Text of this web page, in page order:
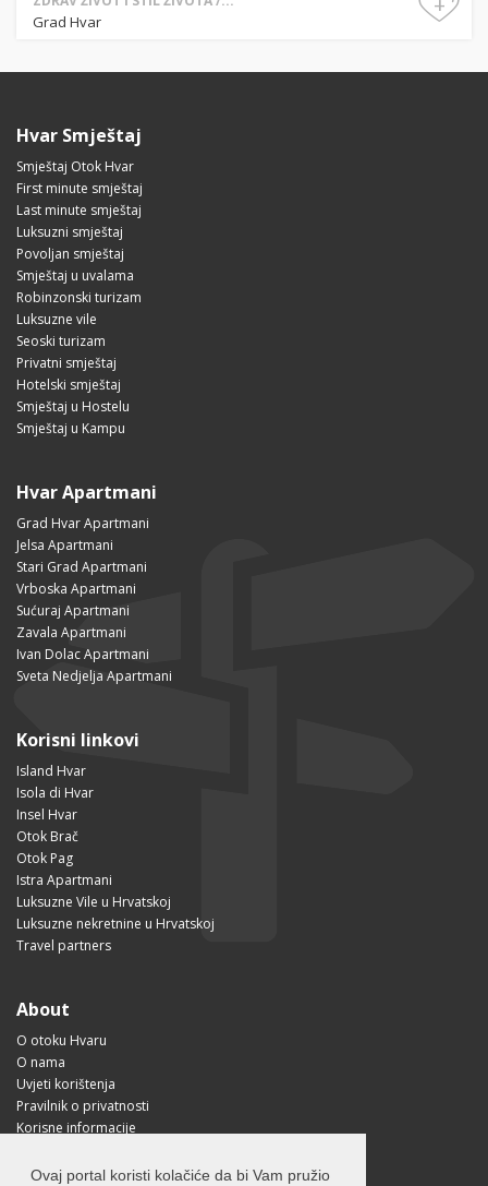
Ovaj portal koristi kolačiće da bi Vam pružio
Grad Hvar
Hvar Smještaj
Smještaj Otok Hvar
First minute smještaj
Last minute smještaj
Luksuzni smještaj
Povoljan smještaj
Smještaj u uvalama
Robinzonski turizam
Luksuzne vile
Seoski turizam
Privatni smještaj
Hotelski smještaj
Smještaj u Hostelu
Smještaj u Kampu
Hvar Apartmani
Grad Hvar Apartmani
Jelsa Apartmani
Stari Grad Apartmani
Vrboska Apartmani
Sućuraj Apartmani
Zavala Apartmani
Ivan Dolac Apartmani
Sveta Nedjelja Apartmani
Korisni linkovi
Island Hvar
Isola di Hvar
Insel Hvar
Otok Brač
Otok Pag
Istra Apartmani
Luksuzne Vile u Hrvatskoj
Luksuzne nekretnine u Hrvatskoj
Travel partners
About
O otoku Hvaru
O nama
Uvjeti korištenja
Pravilnik o privatnosti
Korisne informacije
Free Mobile App